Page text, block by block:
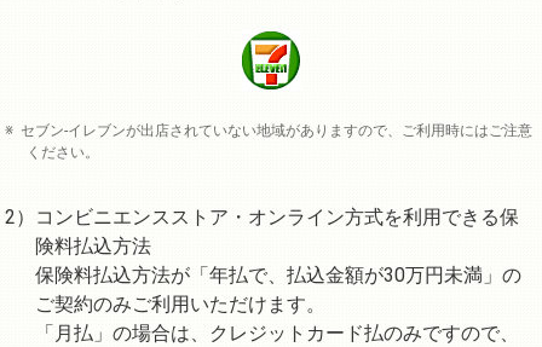
セブン-イレブンが出店されていない地域がありますので、ご利用時にはご注意
ください。
コンビニエンスストア・オンライン方式を利用できる保
険料払込方法
保険料払込方法が「年払で、払込金額が30万円未満」の
ご契約のみご利用いただけます。
「月払」の場合は、クレジットカード払のみですので、